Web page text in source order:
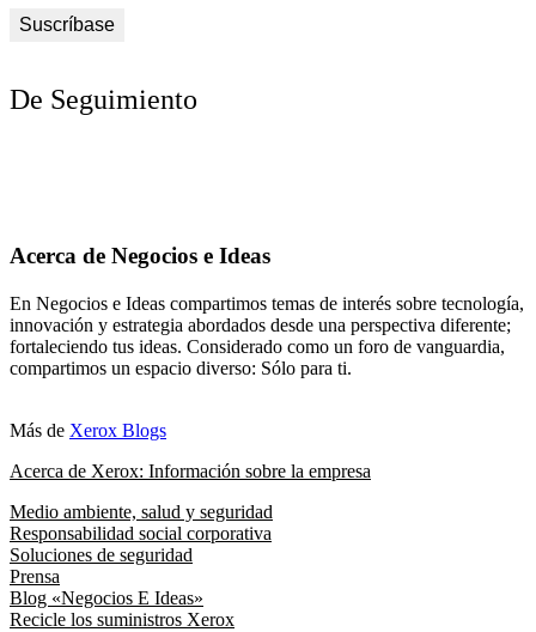
De Seguimiento
Acerca de Negocios e Ideas
En Negocios e Ideas compartimos temas de interés sobre tecnología,
innovación y estrategia abordados desde una perspectiva diferente;
fortaleciendo tus ideas. Considerado como un foro de vanguardia,
compartimos un espacio diverso: Sólo para ti.
Más de Xerox Blogs
Acerca de Xerox: Información sobre la empresa
Medio ambiente, salud y seguridad
Responsabilidad social corporativa
Soluciones de seguridad
Prensa
Blog «Negocios E Ideas»
Recicle los suministros Xerox